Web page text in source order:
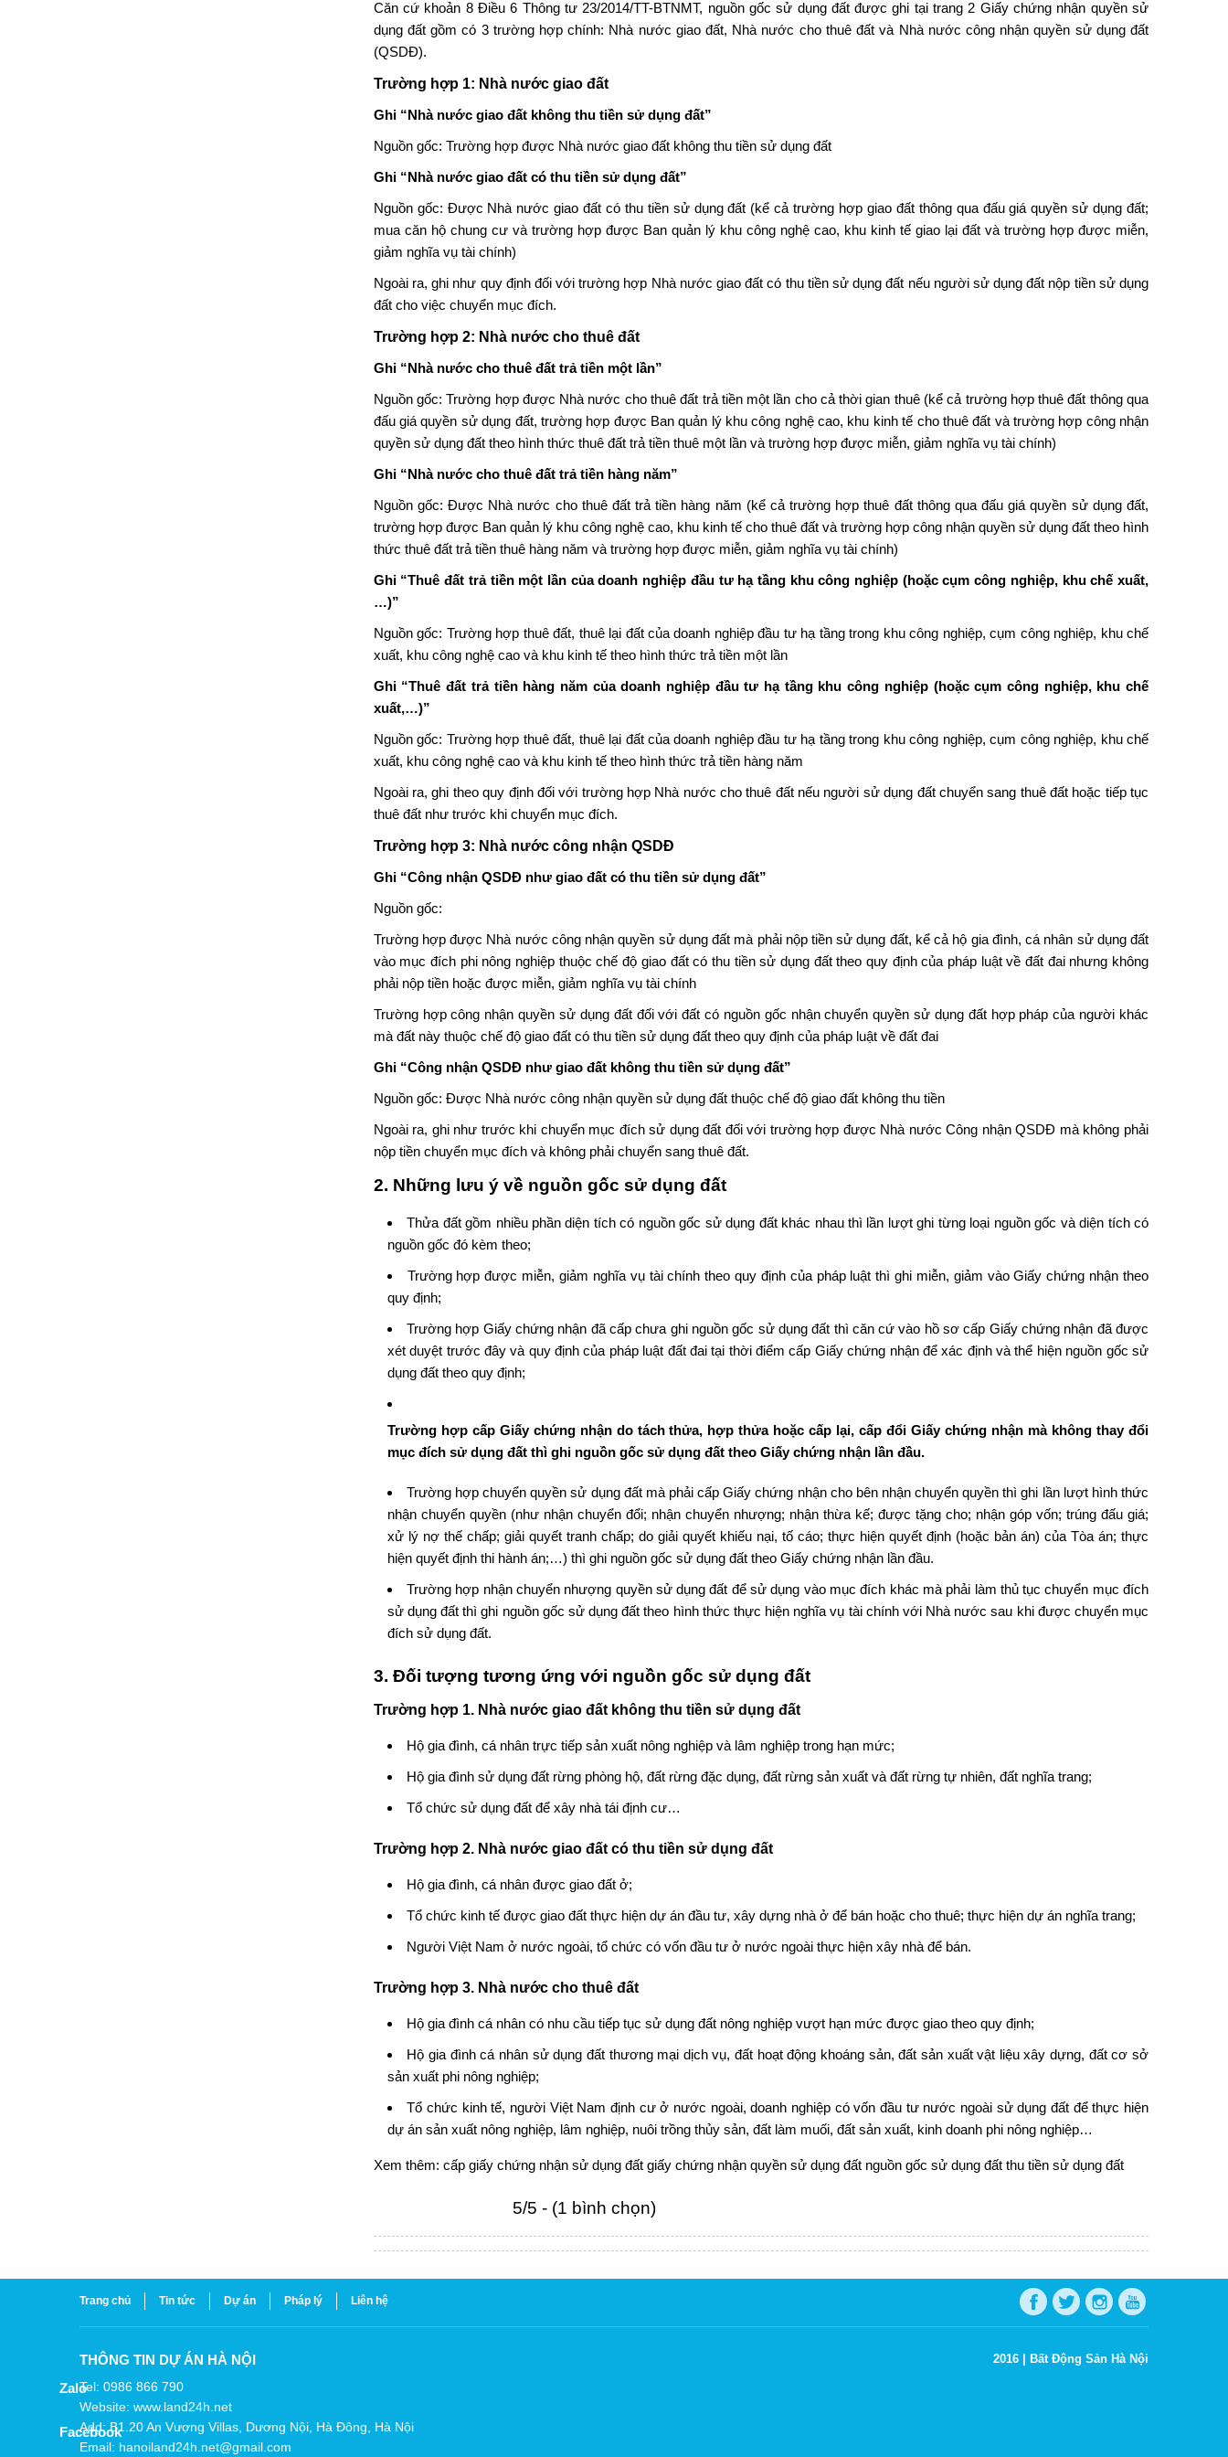
Căn cứ khoản 8 Điều 6 Thông tư 23/2014/TT-BTNMT, nguồn gốc sử dụng đất được ghi tại trang 2 Giấy chứng nhận quyền sử
dụng đấtgồm có 3 trường hợp chính: Nhà nước giao đất, Nhà nước cho thuê đất và Nhà nước công nhận quyền sử dụng đất
(QSDĐ).
Trường hợp 1: Nhà nước giao đất
Ghi “Nhà nước giao đất không thu tiền sử dụng đất”
Nguồn gốc: Trường hợp được Nhà nước giao đất không thu tiền sử dụng đất
Ghi “Nhà nước giao đất có thu tiền sử dụng đất”
Nguồn gốc: Được Nhà nước giao đất có thu tiền sử dụng đất (kể cả trường hợp giao đất thông qua đấu giá quyền sử dụng đất;
mua căn hộ chung cư và trường hợp được Ban quản lý khu công nghệ cao, khu kinh tế giao lại đất và trường hợp được miễn,
giảm nghĩa vụ tài chính)
Ngoài ra, ghi như quy định đối với trường hợp Nhà nước giao đất có thu tiền sử dụng đất nếu người sử dụng đất nộp tiền sử dụng
đất cho việc chuyển mục đích.
Trường hợp 2: Nhà nước cho thuê đất
Ghi “Nhà nước cho thuê đất trả tiền một lần”
Nguồn gốc: Trường hợp được Nhà nước cho thuê đất trả tiền một lần cho cả thời gian thuê (kể cả trường hợp thuê đất thông qua
đấu giá quyền sử dụng đất, trường hợp được Ban quản lý khu công nghệ cao, khu kinh tế cho thuê đất và trường hợp công nhận
quyền sử dụng đất theo hình thức thuê đất trả tiền thuê một lần và trường hợp được miễn, giảm nghĩa vụ tài chính)
Ghi “Nhà nước cho thuê đất trả tiền hàng năm”
Nguồn gốc: Được Nhà nước cho thuê đất trả tiền hàng năm (kể cả trường hợp thuê đất thông qua đấu giá quyền sử dụng đất,
trường hợp được Ban quản lý khu công nghệ cao, khu kinh tế cho thuê đất và trường hợp công nhận quyền sử dụng đất theo hình
thức thuê đất trả tiền thuê hàng năm và trường hợp được miễn, giảm nghĩa vụ tài chính)
Ghi “Thuê đất trả tiền một lần của doanh nghiệp đầu tư hạ tầng khu công nghiệp (hoặc cụm công nghiệp, khu chế xuất,
…)”
Nguồn gốc: Trường hợp thuê đất, thuê lại đất của doanh nghiệp đầu tư hạ tầng trong khu công nghiệp, cụm công nghiệp, khu chế
xuất, khu công nghệ cao và khu kinh tế theo hình thức trả tiền một lần
Ghi “Thuê đất trả tiền hàng năm của doanh nghiệp đầu tư hạ tầng khu công nghiệp (hoặc cụm công nghiệp, khu chế
xuất,…)”
Nguồn gốc: Trường hợp thuê đất, thuê lại đất của doanh nghiệp đầu tư hạ tầng trong khu công nghiệp, cụm công nghiệp, khu chế
xuất, khu công nghệ cao và khu kinh tế theo hình thức trả tiền hàng năm
Ngoài ra, ghi theo quy định đối với trường hợp Nhà nước cho thuê đất nếu người sử dụng đất chuyển sang thuê đất hoặc tiếp tục
thuê đất như trước khi chuyển mục đích.
Trường hợp 3: Nhà nước công nhận QSDĐ
Ghi “Công nhận QSDĐ như giao đất có thu tiền sử dụng đất”
Nguồn gốc:
Trường hợp được Nhà nước công nhận quyền sử dụng đất mà phải nộp tiền sử dụng đất, kể cả hộ gia đình, cá nhân sử dụng đất
vào mục đích phi nông nghiệp thuộc chế độ giao đất có thu tiền sử dụng đất theo quy định của pháp luật về đất đai nhưng không
phải nộp tiền hoặc được miễn, giảm nghĩa vụ tài chính
Trường hợpcông nhận quyền sử dụng đấtđối với đất có nguồn gốc nhận chuyển quyền sử dụng đất hợp pháp của người khác
mà đất này thuộc chế độ giao đất có thu tiền sử dụng đất theo quy định của pháp luật về đất đai
Ghi “Công nhận QSDĐ như giao đất không thu tiền sử dụng đất”
Nguồn gốc: Được Nhà nước công nhận quyền sử dụng đất thuộc chế độ giao đất không thu tiền
Ngoài ra, ghi như trước khi chuyển mục đích sử dụng đất đối với trường hợp được Nhà nước Công nhận QSDĐ mà không phải
nộp tiền chuyển mục đích và không phải chuyển sang thuê đất.
2. Những lưu ý về nguồn gốc sử dụng đất
Thửa đất gồm nhiều phần diện tích có nguồn gốc sử dụng đất khác nhau thì lần lượt ghi từng loại nguồn gốc và diện tích có
nguồn gốc đó kèm theo;
Trường hợp được miễn, giảm nghĩa vụ tài chính theo quy định của pháp luật thì ghi miễn, giảm vào Giấy chứng nhận theo
quy định;
Trường hợp Giấy chứng nhận đã cấp chưa ghi nguồn gốc sử dụng đất thì căn cứ vào hồ sơ cấp Giấy chứng nhận đã được
xét duyệt trước đây và quy định của pháp luật đất đai tại thời điểm cấp Giấy chứng nhận để xác định và thể hiện nguồn gốc sử
dụng đất theo quy định;
Trường hợp cấp Giấy chứng nhận do tách thửa, hợp thửa hoặc cấp lại, cấp đổi Giấy chứng nhận mà không thay đổi
mục đích sử dụng đất thì ghi nguồn gốc sử dụng đất theo Giấy chứng nhận lần đầu.
Trường hợp chuyển quyền sử dụng đất mà phải cấp Giấy chứng nhận cho bên nhận chuyển quyền thì ghi lần lượt hình thức
nhận chuyển quyền (như nhận chuyển đổi; nhận chuyển nhượng; nhận thừa kế; được tặng cho; nhận góp vốn; trúng đấu giá;
xử lý nợ thế chấp; giải quyết tranh chấp; do giải quyết khiếu nại, tố cáo; thực hiện quyết định (hoặc bản án) của Tòa án; thực
hiện quyết định thi hành án;…) thì ghi nguồn gốc sử dụng đất theo Giấy chứng nhận lần đầu.
Trường hợp nhận chuyển nhượng quyền sử dụng đất để sử dụng vào mục đích khác mà phải làm thủ tục chuyển mục đích
sử dụng đất thì ghi nguồn gốc sử dụng đất theo hình thức thực hiện nghĩa vụ tài chính với Nhà nước sau khi được chuyển mục
đích sử dụng đất.
3. Đối tượng tương ứng với nguồn gốc sử dụng đất
Trường hợp 1. Nhà nước giao đất không thu tiền sử dụng đất
Hộ gia đình, cá nhân trực tiếp sản xuất nông nghiệp và lâm nghiệp trong hạn mức;
Hộ gia đình sử dụng đất rừng phòng hộ, đất rừng đặc dụng, đất rừng sản xuất và đất rừng tự nhiên, đất nghĩa trang;
Tổ chức sử dụng đất để xây nhà tái định cư…
Trường hợp 2. Nhà nước giao đất có thu tiền sử dụng đất
Hộ gia đình, cá nhân được giao đất ở;
Tổ chức kinh tế được giao đất thực hiện dự án đầu tư, xây dựng nhà ở để bán hoặc cho thuê; thực hiện dự án nghĩa trang;
Người Việt Nam ở nước ngoài, tổ chức có vốn đầu tư ở nước ngoài thực hiện xây nhà để bán.
Trường hợp 3. Nhà nước cho thuê đất
Hộ gia đình cá nhân có nhu cầu tiếp tục sử dụng đất nông nghiệp vượt hạn mức được giao theo quy định;
Hộ gia đình cá nhân sử dụng đất thương mại dịch vụ, đất hoạt động khoáng sản, đất sản xuất vật liệu xây dựng, đất cơ sở
sản xuất phi nông nghiệp;
Tổ chức kinh tế, người Việt Nam định cư ở nước ngoài, doanh nghiệp có vốn đầu tư nước ngoài sử dụng đất để thực hiện
dự án sản xuất nông nghiệp, lâm nghiệp, nuôi trồng thủy sản, đất làm muối, đất sản xuất, kinh doanh phi nông nghiệp…
Xem thêm: cấp giấy chứng nhận sử dụng đất giấy chứng nhận quyền sử dụng đất nguồn gốc sử dụng đất thu tiền sử dụng đất
5/5 - (1 bình chọn)
Trang chủ Tin tức Dự án Pháp lý Liên hệ
THÔNG TIN DỰ ÁN HÀ NỘI
Tel: 0986 866 790
Website: www.land24h.net
Add: B1.20 An Vượng Villas, Dương Nội, Hà Đông, Hà Nội
Email: hanoiland24h.net@gmail.com
2016 | Bất Động Sản Hà Nội
Zalo
Facebook